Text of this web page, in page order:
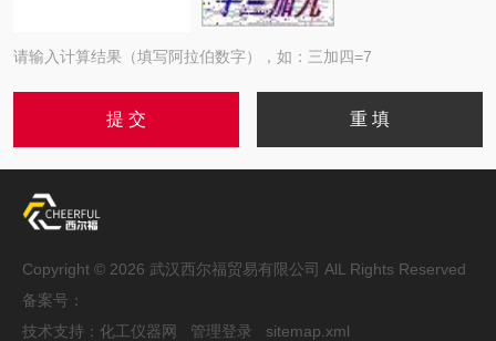
请输入计算结果（填写阿拉伯数字），如：三加四=7
Copyright © 2026 武汉西尔福贸易有限公司 AlL Rights Reserved
备案号：
技术支持： 化工仪器网 管理登录 sitemap.xml